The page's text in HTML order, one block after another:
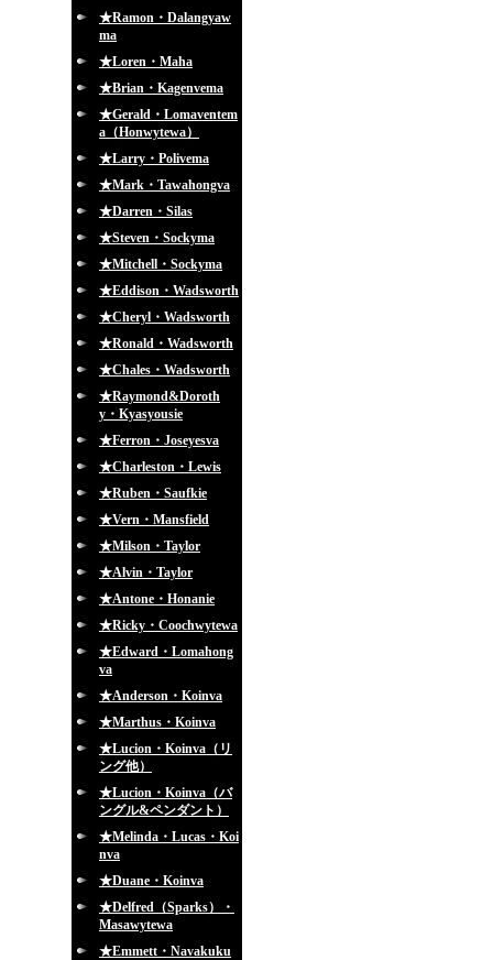
★Ramon・Dalangyaw
ma
★Loren・Maha
★Brian・Kagenvema
★Gerald・Lomaventem
a（Honwytewa）
★Larry・Polivema
★Mark・Tawahongva
★Darren・Silas
★Steven・Sockyma
★Mitchell・Sockyma
★Eddison・Wadsworth
★Cheryl・Wadsworth
★Ronald・Wadsworth
★Chales・Wadsworth
★Raymond&Doroth
y・Kyasyousie
★Ferron・Joseyesva
★Charleston・Lewis
★Ruben・Saufkie
★Vern・Mansfield
★Milson・Taylor
★Alvin・Taylor
★Antone・Honanie
★Ricky・Coochwytewa
★Edward・Lomahong
va
★Anderson・Koinva
★Marthus・Koinva
★Lucion・Koinva（リ
ング他）
★Lucion・Koinva（バ
ングル&ペンダント）
★Melinda・Lucas・Koi
nva
★Duane・Koinva
★Delfred（Sparks）・
Masawytewa
★Emmett・Navakuku